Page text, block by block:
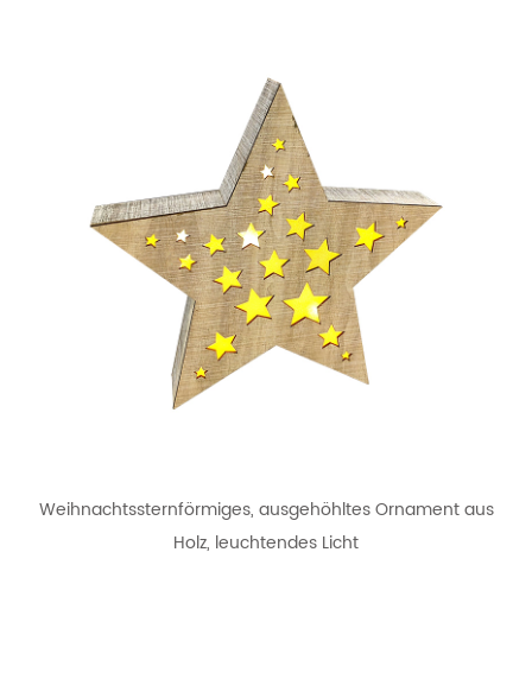
Weihnachtssternförmiges, ausgehöhltes Ornament aus
Holz, leuchtendes Licht